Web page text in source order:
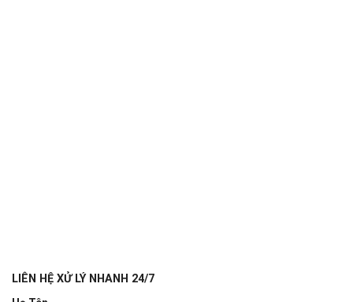
LIÊN HỆ XỬ LÝ NHANH 24/7